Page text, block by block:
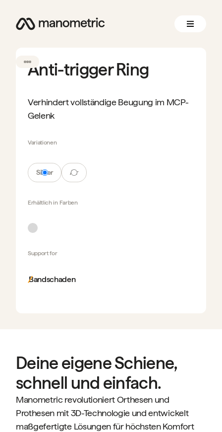
Anti-trigger Ring
Verhindert vollständige Beugung im MCP-
Gelenk
Variationen
Silber Air
Erhältlich in Farben
Support for
Bandschaden
Deine eigene Schiene,
schnell und einfach.
Manometric revolutioniert Orthesen und
Prothesen mit 3D-Technologie und entwickelt
maßgefertigte Lösungen für höchsten Komfort